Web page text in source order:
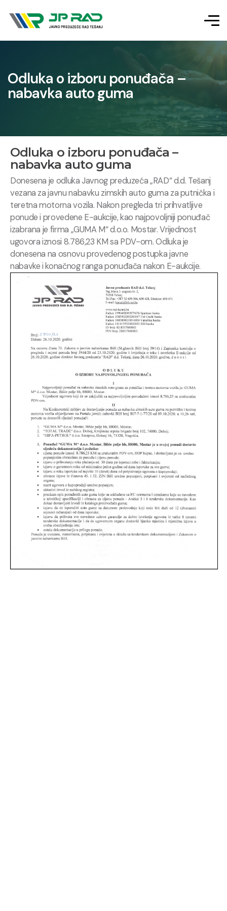
Odluka o izboru ponuđača –
nabavka auto guma
Odluka o izboru ponuđača –
nabavka auto guma
Donesena je odluka Javnog preduzeća „RAD“ d.d. Tešanj
vezana za javnu nabavku zimskih auto guma za putnička i
teretna motorna vozila. Nakon pregleda tri prihvatljive
ponude i provedene E-aukcije, kao najpovoljniji ponuđač
izabrana je firma „GUMA M“ d.o.o. Mostar.Vrijednost
ugovora iznosi 8.786,23 KM sa PDV-om.Odluka je
donesena na osnovu provedenog postupka javne
nabavke i konačnog ranga ponuđača nakon E-aukcije.